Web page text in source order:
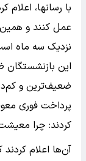
با رسانها، اعلام
عمل کنند و
نزدیک سه ماه
این بازنشستگان
ضعیف‌ترین و
پرداخت فوری
کردند: چرا
آن‌ها اعلام